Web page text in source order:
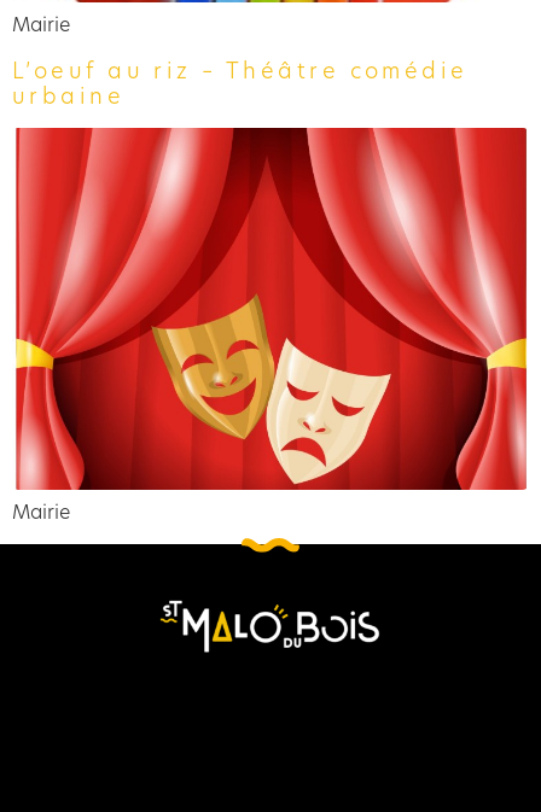
Mairie
L’oeuf au riz – Théâtre comédie
urbaine
Mairie